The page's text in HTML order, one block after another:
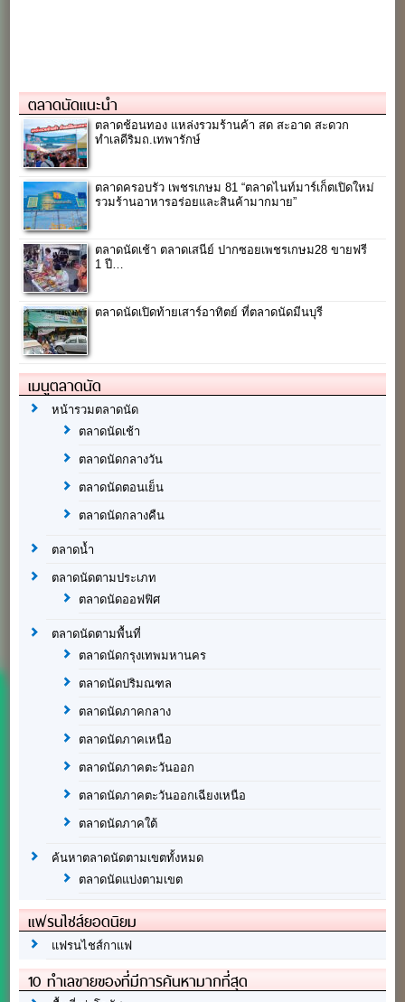
ตลาดนัดแนะนำ
ตลาดช้อนทอง แหล่งรวมร้านค้า สด สะอาด สะดวก
ทำเลดีริมถ.เทพารักษ์
ตลาดครอบรัว เพชรเกษม 81 “ตลาดไนท์มาร์เก็ตเปิดใหม่
รวมร้านอาหารอร่อยและสินค้ามากมาย”
ตลาดนัดเช้า ตลาดเสนีย์ ปากซอยเพชรเกษม28 ขายฟรี
1 ปี…
ตลาดนัดเปิดท้ายเสาร์อาทิตย์ ที่ตลาดนัดมีนบุรี
เมนูตลาดนัด
หน้ารวมตลาดนัด
ตลาดนัดเช้า
ตลาดนัดกลางวัน
ตลาดนัดตอนเย็น
ตลาดนัดกลางคืน
ตลาดน้ำ
ตลาดนัดตามประเภท
ตลาดนัดออฟฟิศ
ตลาดนัดตามพื้นที่
ตลาดนัดกรุงเทพมหานคร
ตลาดนัดปริมณฑล
ตลาดนัดภาคกลาง
ตลาดนัดภาคเหนือ
ตลาดนัดภาคตะวันออก
ตลาดนัดภาคตะวันออกเฉียงเหนือ
ตลาดนัดภาคใต้
ค้นหาตลาดนัดตามเขตทั้งหมด
ตลาดนัดแบ่งตามเขต
แฟรนไชส์ยอดนิยม
แฟรนไชส์กาแฟ
10 ทำเลขายของที่มีการค้นหามากที่สุด